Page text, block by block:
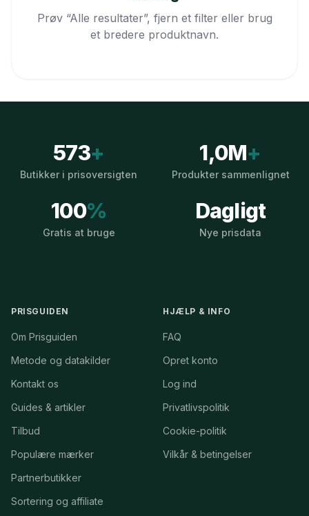
Prøv “Alle resultater”, fjern et filter eller brug
et bredere produktnavn.
573+
Butikker i prisoversigten
1,0M+
Produkter sammenlignet
100%
Gratis at bruge
Dagligt
Nye prisdata
PRISGUIDEN
Om Prisguiden
Metode og datakilder
Kontakt os
Guides & artikler
Tilbud
Populære mærker
Partnerbutikker
Sortering og affiliate
HJÆLP & INFO
FAQ
Opret konto
Log ind
Privatlivspolitik
Cookie-politik
Vilkår & betingelser